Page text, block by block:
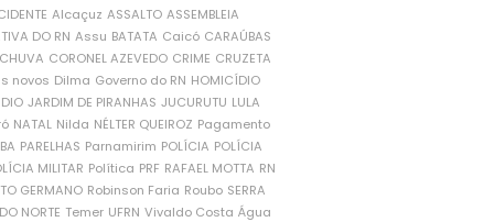
Alcaçuz ASSALTO ASSEMBLEIA
DO RN Assu BATATA Caicó CARAÚBAS
CORONEL AZEVEDO CRIME CRUZETA
novos Dilma Governo do RN HOMICÍDIO
JARDIM DE PIRANHAS JUCURUTU LULA
NATAL Nilda NÉLTER QUEIROZ Pagamento
PARELHAS Parnamirim POLÍCIA POLÍCIA
MILITAR Política PRF RAFAEL MOTTA RN
GERMANO Robinson Faria Roubo SERRA
NORTE Temer UFRN Vivaldo Costa Água